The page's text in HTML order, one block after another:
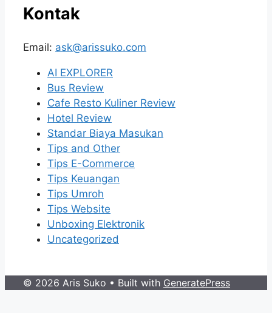
Kontak
Email: ask@arissuko.com
AI EXPLORER
Bus Review
Cafe Resto Kuliner Review
Hotel Review
Standar Biaya Masukan
Tips and Other
Tips E-Commerce
Tips Keuangan
Tips Umroh
Tips Website
Unboxing Elektronik
Uncategorized
© 2026 Aris Suko • Built with GeneratePress